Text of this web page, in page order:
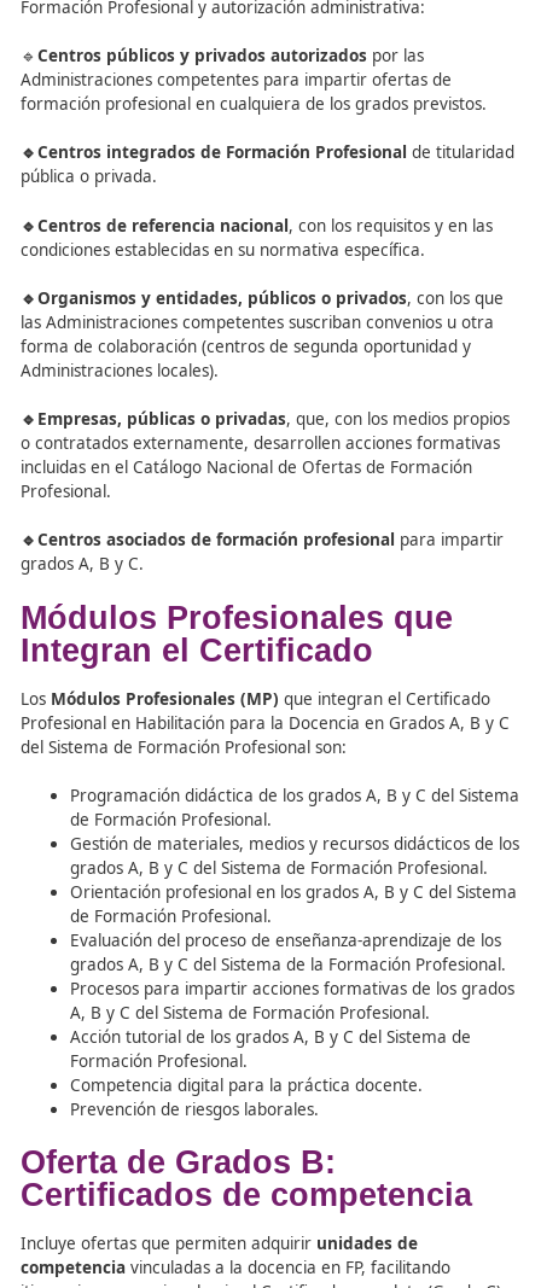
así como orientar profesionalmente al alumnado y
calidad formativa.
Estas competencias están alineadas con la Ley
Salidas laborales
Las personas que obtengan el Certificado Profesional en
Formación Profesional, podrán desarrollar suactividad
docentesegún la normativa vigente en centros del
Formación Profesional y autorización administrativa:
🔹Centros públicos y privados autorizadospor las
Administraciones competentes para impartir ofertas de
formación profesional en cualquiera de los grados
🔹Centros integrados de Formación Profesionalde
pública o privada.
🔹Centros de referencia nacional , con los requisitos y
condiciones establecidas en su normativa específica.
🔹Organismos y entidades, públicos o privados, con
las Administraciones competentes suscriban convenios
Administraciones locales).
🔹Empresas, públicas o privadas, que, con los medios
o contratados externamente, desarrollen acciones
incluidas en el Catálogo Nacional de Ofertas de
Profesional.
🔹Centros asociados de formación profesionalpara
grados A, B y C.
Módulos Profesionales que
Integran el Certificado
Los Módulos Profesionales (MP)que integran el
Profesional en Habilitación para la Docencia en Grados
del Sistema de Formación Profesional son: